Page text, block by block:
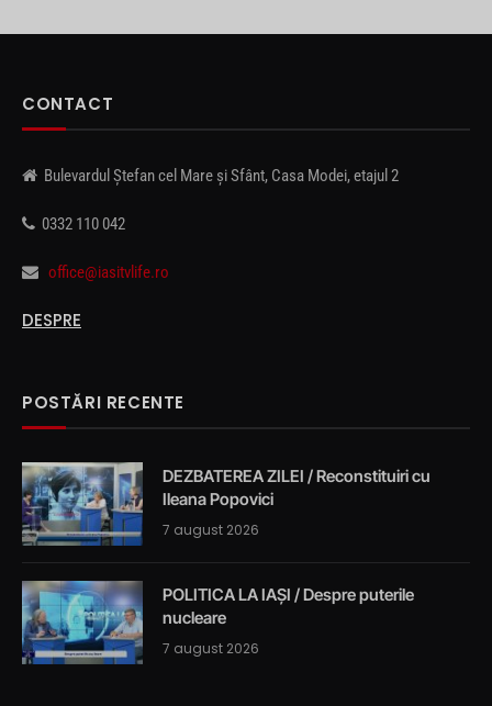
CONTACT
Bulevardul Ștefan cel Mare și Sfânt, Casa Modei, etajul 2
0332 110 042
office@iasitvlife.ro
DESPRE
POSTĂRI RECENTE
DEZBATEREA ZILEI / Reconstituiri cu
Ileana Popovici
7 august 2026
POLITICA LA IAȘI / Despre puterile
nucleare
7 august 2026